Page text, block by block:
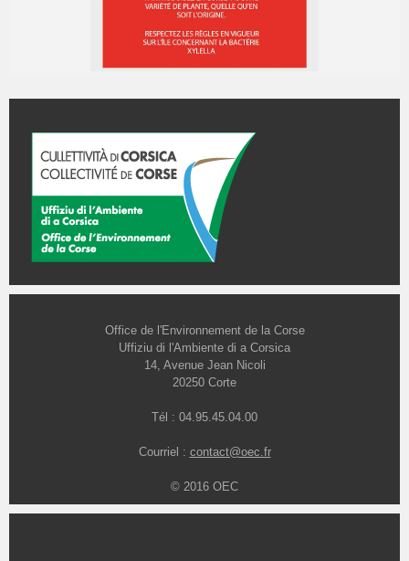
Office de l'Environnement de la Corse
Uffiziu di l'Ambiente di a Corsica
14, Avenue Jean Nicoli
20250 Corte
Tél : 04.95.45.04.00
Courriel : contact@oec.fr
© 2016 OEC